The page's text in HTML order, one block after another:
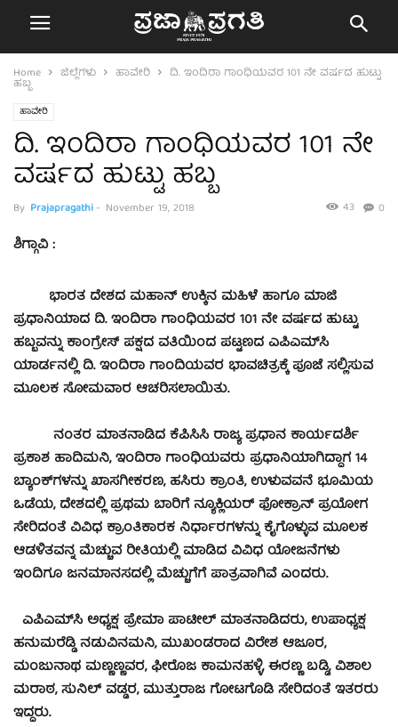
Home ಜಿಲ್ಲೆಗಳು ಹಾವೇರಿ ದಿ. ಇಂದಿರಾ ಗಾಂಧಿಯವರ 101 ನೇ ವರ್ಷದ ಹುಟ್ಟು
ಹಬ್ಬ
ಹಾವೇರಿ
ದಿ. ಇಂದಿರಾ ಗಾಂಧಿಯವರ 101 ನೇ
ವರ್ಷದ ಹುಟ್ಟು ಹಬ್ಬ
By Prajapragathi- November 19, 2018 0
43
ಶಿಗ್ಗಾವಿ :
ಭಾರತ ದೇಶದ ಮಹಾನ್ ಉಕ್ಕಿನ ಮಹಿಳೆ ಹಾಗೂ ಮಾಜಿ
ಪ್ರಧಾನಿಯಾದ ದಿ. ಇಂದಿರಾ ಗಾಂಧಿಯವರ 101 ನೇ ವರ್ಷದ ಹುಟ್ಟು
ಹಬ್ಬವನ್ನು ಕಾಂಗ್ರೇಸ್ ಪಕ್ಷದ ವತಿಯಿಂದ ಪಟ್ಟಣದ ಎಪಿಎಮ್‍ಸಿ
ಯಾರ್ಡನಲ್ಲಿ ದಿ. ಇಂದಿರಾ ಗಾಂದಿಯವರ ಭಾವಚಿತ್ರಕ್ಕೆ ಪೂಜೆ ಸಲ್ಲಿಸುವ
ಮೂಲಕ ಸೋಮವಾರ ಆಚರಿಸಲಾಯಿತು.
ನಂತರ ಮಾತನಾಡಿದ ಕೆಪಿಸಿಸಿ ರಾಜ್ಯ ಪ್ರಧಾನ ಕಾರ್ಯದರ್ಶಿ
ಪ್ರಕಾಶ ಹಾದಿಮನಿ, ಇಂದಿರಾ ಗಾಂಧಿಯವರು ಪ್ರಧಾನಿಯಾಗಿದ್ದಾಗ 14
ಬ್ಯಾಂಕ್‍ಗಳನ್ನು ಖಾಸಗೀಕರಣ, ಹಸಿರು ಕ್ರಾಂತಿ, ಉಳುವವನೆ ಭೂಮಿಯ
ಒಡೆಯ, ದೇಶದಲ್ಲಿ ಪ್ರಥಮ ಬಾರಿಗೆ ನ್ಯೂಕ್ಲಿಯರ್ ಫೋಕ್ರಾನ್ ಪ್ರಯೋಗ
ಸೇರಿದಂತೆ ವಿವಿಧ ಕ್ರಾಂತಿಕಾರಕ ನಿರ್ಧಾರಗಳನ್ನು ಕೈಗೊಳ್ಳುವ ಮೂಲಕ
ಆಡಳಿತವನ್ನ ಮೆಚ್ಚುವ ರೀತಿಯಲ್ಲಿ ಮಾಡಿದ ವಿವಿಧ ಯೋಜನೆಗಳು
ಇಂದಿಗೂ ಜನಮಾನಸದಲ್ಲಿ ಮೆಚ್ಚುಗೆಗೆ ಪಾತ್ರವಾಗಿವೆ ಎಂದರು.
ಎಪಿಎಮ್‍ಸಿ ಅಧ್ಯಕ್ಷ ಪ್ರೇಮಾ ಪಾಟೀಲ್ ಮಾತನಾಡಿದರು, ಉಪಾಧ್ಯಕ್ಷ
ಹನುಮರೆಡ್ಡಿ ನಡುವಿನಮನಿ, ಮುಖಂಡರಾದ ವಿರೇಶ ಆಜೂರ,
ಮಂಜುನಾಥ ಮಣ್ಣಣ್ಣವರ, ಫೀರೊಜ ಕಾಮನಹಳ್ಳಿ, ಈರಣ್ಣ ಬಡ್ಡಿ, ವಿಶಾಲ
ಮರಾಠ, ಸುನಿಲ್ ವಡ್ಡರ, ಮುತ್ತುರಾಜ ಗೋಟಗೊಡಿ ಸೇರಿದಂತೆ ಇತರರು
ಇದ್ದರು.